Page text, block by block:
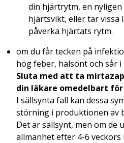
din hjärtrytm, en
hjärtsvikt, eller tar vissa
påverka hjärtats rytm.
om du får tecken på
hög feber, halsont och sår i
Sluta med att ta
din läkare omedelbart
I sällsynta fall kan dessa
störning i produktionen av
Det är sällsynt, men om de
allmänhet efter 4-6 veckors